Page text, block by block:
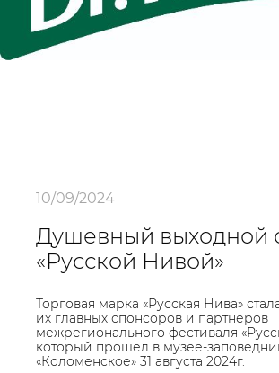
10/09/2024
Душевный выходной
«Русской Нивой»
Торговая марка «Русская Нива»
их главных спонсоров и партнеров
межрегионального фестиваля
который прошел в музее-
«Коломенское» 31 августа 2024г.